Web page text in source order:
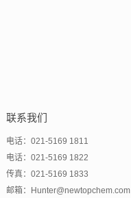
联系我们
电话：021-5169 1811
电话：021-5169 1822
传真：021-5169 1833
邮箱：Hunter@newtopchem.com